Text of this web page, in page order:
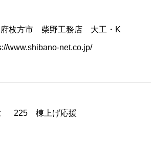
府枚方市 柴野工務店 大工・K
www.shibano-net.co.jp/
225 棟上げ応援